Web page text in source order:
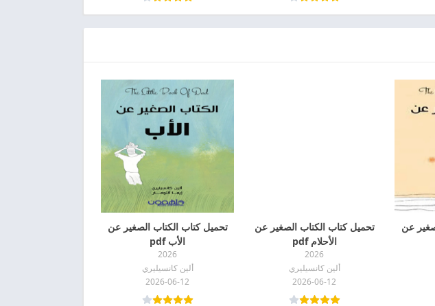
عن
تحميل كتاب الكتاب الصغير عن
الأحلام pdf
2026
ألين كانسيليري
2026-06-12
تحميل كتاب الكتاب الصغير عن
الأب pdf
2026
ألين كانسيليري
2026-06-12